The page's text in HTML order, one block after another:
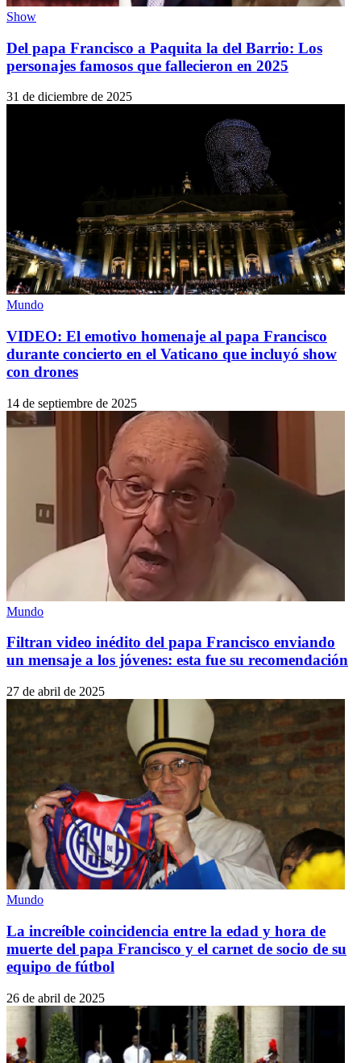
Show
Del papa Francisco a Paquita la del Barrio: Los
personajes famosos que fallecieron en 2025
31 de diciembre de 2025
Mundo
VIDEO: El emotivo homenaje al papa Francisco
durante concierto en el Vaticano que incluyó show
con drones
14 de septiembre de 2025
Mundo
Filtran video inédito del papa Francisco enviando
un mensaje a los jóvenes: esta fue su recomendación
27 de abril de 2025
Mundo
La increíble coincidencia entre la edad y hora de
muerte del papa Francisco y el carnet de socio de su
equipo de fútbol
26 de abril de 2025